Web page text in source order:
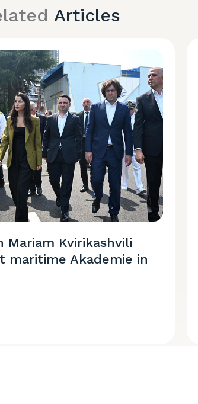
Articles
Mariam Kvirikashvili
maritime Akademie in